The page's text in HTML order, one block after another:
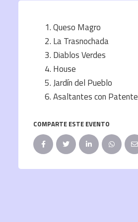
Queso Magro
La Trasnochada
Diablos Verdes
House
Jardín del Pueblo
Asaltantes con Patente
COMPARTE ESTE EVENTO